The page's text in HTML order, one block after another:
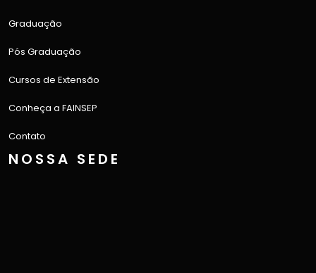
Graduação
Pós Graduação
Cursos de Extensão
Conheça a FAINSEP
Contato
NOSSA SEDE